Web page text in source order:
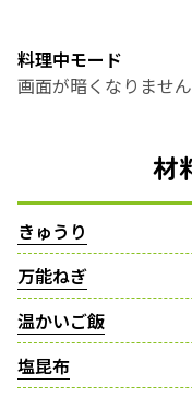
料理中モード
画面が暗くなりません
材
きゅうり
万能ねぎ
温かいご飯
塩昆布